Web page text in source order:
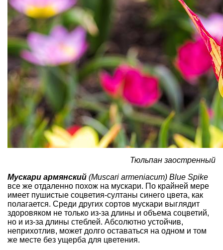
Тюльпан заостренный
Мускари армянский (Muscari armeniacum) Blue Spike
все же отдаленно похож на мускари. По крайней мере
имеет пушистые соцветия-султаны синего цвета, как
полагается. Среди других сортов мускари выглядит
здоровяком не только из-за длины и объема соцветий,
но и из-за длины стеблей. Абсолютно устойчив,
неприхотлив, может долго оставаться на одном и том
же месте без ущерба для цветения.